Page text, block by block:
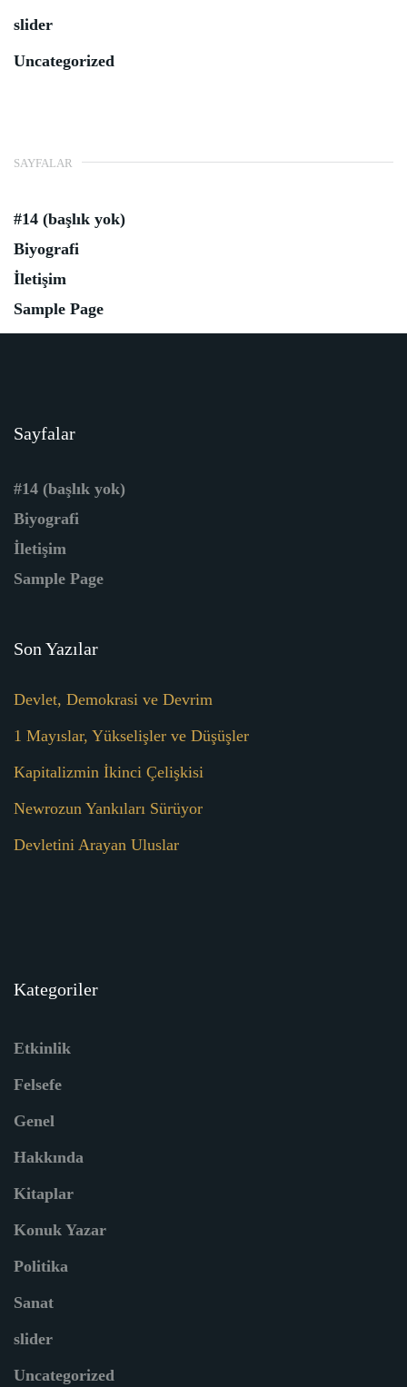
slider
Uncategorized
SAYFALAR
#14 (başlık yok)
Biyografi
İletişim
Sample Page
Sayfalar
#14 (başlık yok)
Biyografi
İletişim
Sample Page
Son Yazılar
Devlet, Demokrasi ve Devrim
1 Mayıslar, Yükselişler ve Düşüşler
Kapitalizmin İkinci Çelişkisi
Newrozun Yankıları Sürüyor
Devletini Arayan Uluslar
Kategoriler
Etkinlik
Felsefe
Genel
Hakkında
Kitaplar
Konuk Yazar
Politika
Sanat
slider
Uncategorized